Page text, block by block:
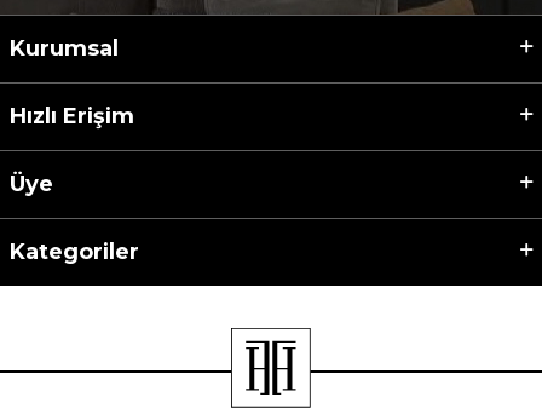
Kurumsal
Hızlı Erişim
Üye
Kategoriler